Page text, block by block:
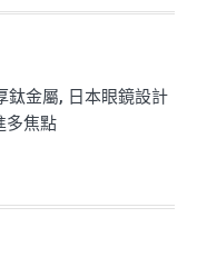
鈦金屬, 日本眼鏡設計
多焦點